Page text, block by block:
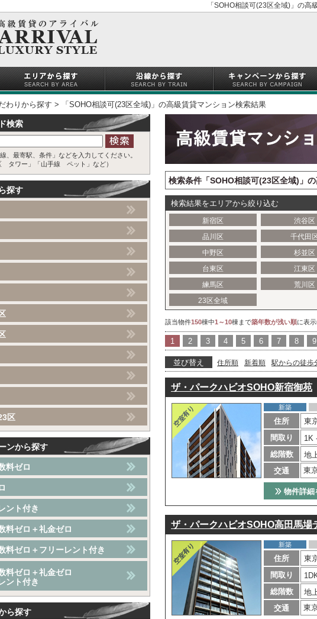
「SOHO相談可(23区全域)」の
わりから探す 「SOHO相談可(23区全域)」の高級賃貸マンション検索結果
検索条件「SOHO相談可(23区全域)」
検索結果をエリアから絞り込む
新宿区 渋谷区
品川区
千代田
中野区
杉並区
台東区
江東区
練馬区
荒川区
23区全域
該当物件150棟中1～10棟まで築年数が浅い順に表
1 2 3 4 5 6 7 8 9
並び替え 住所順 新着順 駅からの徒歩
ザ・パークハビオSOHO新宿御苑
新築
住所
東
間取り
1K
総階数
地
交通
東
物件詳細
ザ・パークハビオSOHO高田馬場
新築
住所
東
間取り
総階数
地
交通
東
検索
線、最寄駅、条件」などを入力してください。
タワー」「山手線 ペット」など）
探す
区
ンから探す
料ゼロ
ント付き
料ゼロ＋礼金ゼロ
料ゼロ＋フリーレント付き
料ゼロ＋礼金ゼロ
ント付き
ら探す